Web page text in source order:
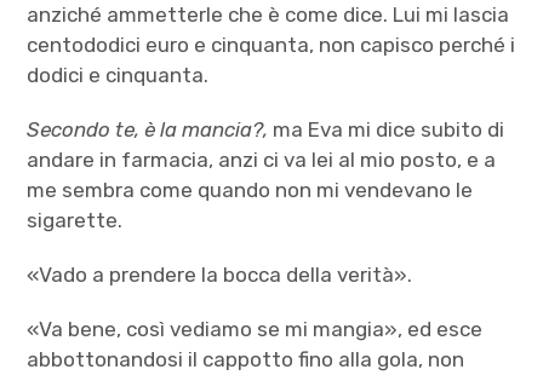
anziché ammetterle che è come dice. Lui mi lascia
centododici euro e cinquanta, non capisco perché i
dodici e cinquanta.
Secondo te, è la mancia?, ma Eva mi dice subito di
andare in farmacia, anzi ci va lei al mio posto, e a
me sembra come quando non mi vendevano le
sigarette.
«Vado a prendere la bocca della verità».
«Va bene, così vediamo se mi mangia», ed esce
abbottonandosi il cappotto fino alla gola, non